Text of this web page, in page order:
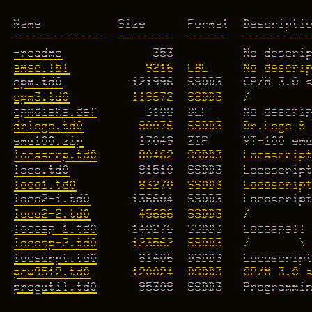
Name           Size      Format
-readme
amsc.lbl
cpm.td0
cpm3.td0
cpmdisks.def
drlogo.td0
emu100.zip
locascrp.td0
loco.td0
loco1.td0
loco2-1.td0
loco2-2.td0
locosp-1.td0
locosp-2.td0
locscrpt.td0
pcw9512.td0
progutil.td0